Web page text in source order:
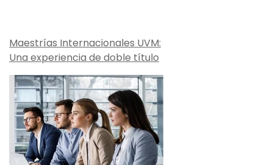
Maestrías Internacionales UVM:
Una experiencia de doble título